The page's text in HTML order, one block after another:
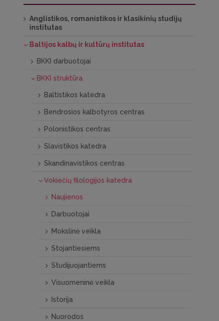
Anglistikos, romanistikos ir klasikinių studijų
institutas
Baltijos kalbų ir kultūrų institutas
BKKI darbuotojai
BKKI struktūra
Baltistikos katedra
Bendrosios kalbotyros centras
Polonistikos centras
Slavistikos katedra
Skandinavistikos centras
Vokiečių filologijos katedra
Naujienos
Darbuotojai
Mokslinė veikla
Stojantiesiems
Studijuojantiems
Visuomeninė veikla
Istorija
Nuorodos